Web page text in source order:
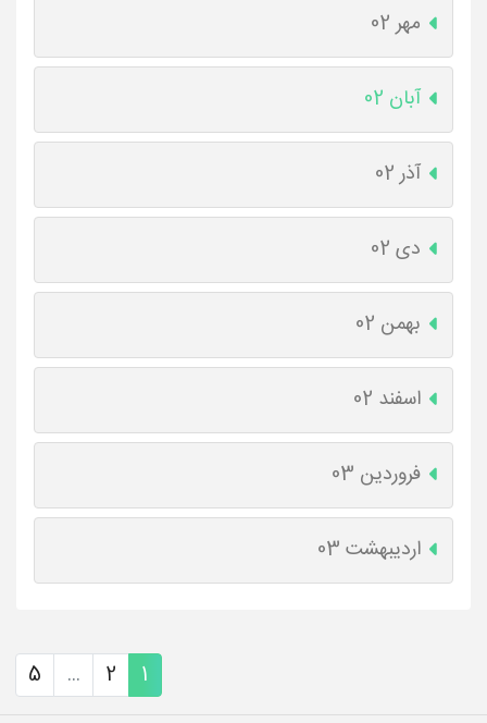
مهر 02
آبان 02
آذر 02
دی 02
بهمن 02
اسفند 02
فروردین 03
اردیبهشت 03
1
2
...
5